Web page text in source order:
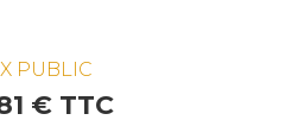
PUBLIC
€ TTC